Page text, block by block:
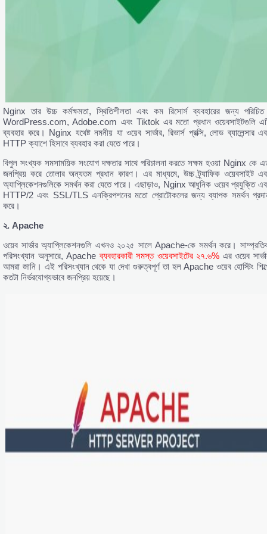
Nginx তার উচ্চ কর্মক্ষমতা, স্থিতিশীলতা এবং কম রিসোর্স ব্যবহারের জন্য
WordPress.com, Adobe.com এবং Tiktok এর মতো প্রধান ওয়েবসাইটগুলি
ব্যবহার করে। Nginx যথেষ্ট নমনীয় যা ওয়েব সার্ভার, রিভার্স প্রক্সি, লোড ব্যালেন্সার
HTTP ক্যাশে হিসাবে ব্যবহার করা যেতে পারে।
বিপুল সংখ্যক সমসাময়িক সংযোগ দক্ষতার সাথে পরিচালনা করতে সক্ষম হওয়া Nginx কে
জনপ্রিয় করে তোলার অন্যতম প্রধান কারণ। এর মাধ্যমে, উচ্চ ট্র্যাফিক ওয়েবসাইট
অ্যাপ্লিকেশনগুলিকে সমর্থন করা যেতে পারে। এছাড়াও, Nginx আধুনিক ওয়েব প্রযুক্তি
HTTP/2 এবং SSL/TLS এনক্রিপশনের মতো প্রোটোকলের জন্য ব্যাপক সমর্থন
করে।
২. Apache
ওয়েব সার্ভার অ্যাপ্লিকেশনগুলি এখনও ২০২৫ সালে Apache-কে সমর্থন করে।
পরিসংখ্যান অনুসারে, Apacheব্যবহারকারী সমস্ত ওয়েবসাইটের ২৭.৬% এর ওয়েব
আমরা জানি। এই পরিসংখ্যান থেকে যা দেখা গুরুত্বপূর্ণ তা হল Apache ওয়েব হোস্টিং
কতটা নির্ভরযোগ্যভাবে জনপ্রিয় হয়েছে।